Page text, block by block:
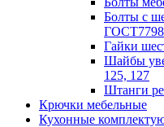
Болты с
Гайки
Шайбы
125, 127
Штанги
Крючки мебельные
Кухонные